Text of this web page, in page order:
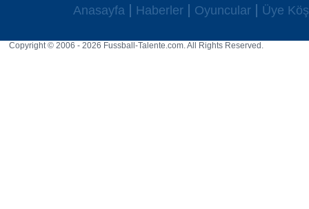
Anasayfa Haberler Oyuncular Üye
Copyright © 2006 - 2026 Fussball-Talente.com. All Rights Reserved.